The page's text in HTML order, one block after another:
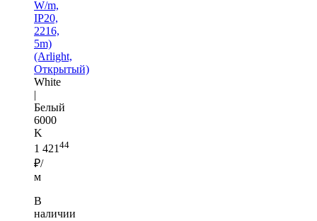
W/m,
IP20,
2216,
5m)
(Arlight,
Открытый)
White
|
Белый
6000
K
1 421 44
₽/
м
В
наличии